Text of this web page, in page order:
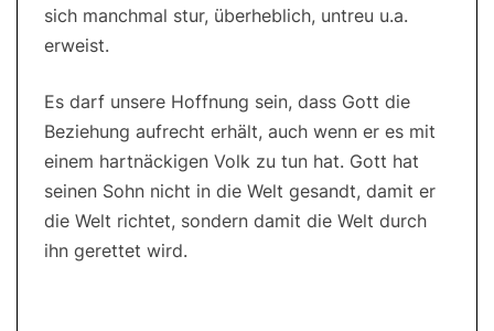
sich manchmal stur, überheblich, untreu u.a.
erweist.
Es darf unsere Hoffnung sein, dass Gott die
Beziehung aufrecht erhält, auch wenn er es mit
einem hartnäckigen Volk zu tun hat. Gott hat
seinen Sohn nicht in die Welt gesandt, damit er
die Welt richtet, sondern damit die Welt durch
ihn gerettet wird.